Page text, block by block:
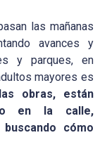
las mañanas
avances y
y parques, en
mayores es
obras, están
en la calle,
cómo